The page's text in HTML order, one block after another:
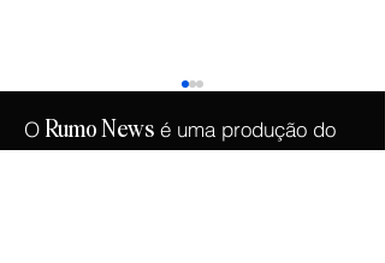
O Rumo News é uma produção do